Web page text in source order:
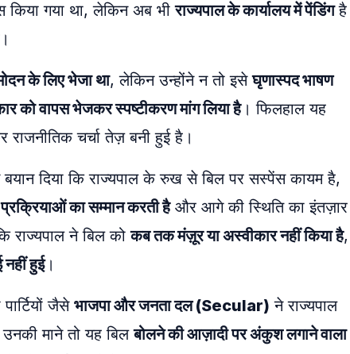
किया गया था, लेकिन अब भीराज्यपाल के कार्यालय में पेंडिंगहै
।
के लिए भेजा था, लेकिन उन्होंने न तो इसेघृणास्पद भाषण
को वापस भेजकर स्पष्टीकरण मांग लिया है। फिलहाल यह
चर्चा तेज़ बनी हुई है।
दिया कि राज्यपाल के रुख से बिल पर सस्पेंस कायम है,
का सम्मान करती हैऔर आगे की स्थिति का इंतज़ार
राज्यपाल ने बिल कोकब तक मंज़ूर या अस्वीकार नहीं किया है,
नहीं हुई।
जैसे भाजपा और जनता दल (Secular) ने राज्यपाल
माने तो यह बिलबोलने की आज़ादी पर अंकुश लगाने वाला